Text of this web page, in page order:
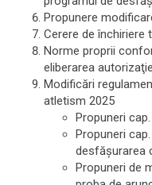
Propunere
Cerere de închiriere
Norme proprii
eliberarea
Modificări
atletism 2025
Propuneri
Propuneri
desfăşurarea
Propuneri de